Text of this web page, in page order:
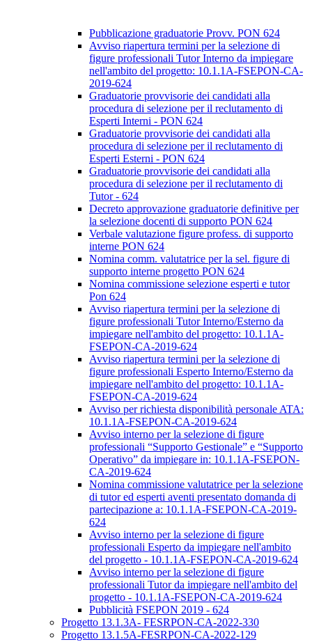
Pubblicazione graduatorie Provv. PON 624
Avviso riapertura termini per la selezione di
figure professionali Tutor Interno da impiegare
nell'ambito del progetto: 10.1.1A-FSEPON-CA-
2019-624
Graduatorie provvisorie dei candidati alla
procedura di selezione per il reclutamento di
Esperti Interni - PON 624
Graduatorie provvisorie dei candidati alla
procedura di selezione per il reclutamento di
Esperti Esterni - PON 624
Graduatorie provvisorie dei candidati alla
procedura di selezione per il reclutamento di
Tutor - 624
Decreto approvazione graduatorie definitive per
la selezione docenti di supporto PON 624
Verbale valutazione figure profess. di supporto
interne PON 624
Nomina comm. valutatrice per la sel. figure di
supporto interne progetto PON 624
Nomina commissione selezione esperti e tutor
Pon 624
Avviso riapertura termini per la selezione di
figure professionali Tutor Interno/Esterno da
impiegare nell'ambito del progetto: 10.1.1A-
FSEPON-CA-2019-624
Avviso riapertura termini per la selezione di
figure professionali Esperto Interno/Esterno da
impiegare nell'ambito del progetto: 10.1.1A-
FSEPON-CA-2019-624
Avviso per richiesta disponibilità personale ATA:
10.1.1A-FSEPON-CA-2019-624
Avviso interno per la selezione di figure
professionali “Supporto Gestionale” e “Supporto
Operativo” da impiegare in: 10.1.1A-FSEPON-
CA-2019-624
Nomina commissione valutatrice per la selezione
di tutor ed esperti aventi presentato domanda di
partecipazione a: 10.1.1A-FSEPON-CA-2019-
624
Avviso interno per la selezione di figure
professionali Esperto da impiegare nell'ambito
del progetto - 10.1.1A-FSEPON-CA-2019-624
Avviso interno per la selezione di figure
professionali Tutor da impiegare nell'ambito del
progetto - 10.1.1A-FSEPON-CA-2019-624
Pubblicità FSEPON 2019 - 624
Progetto 13.1.3A- FESRPON-CA-2022-330
Progetto 13.1.5A-FESRPON-CA-2022-129